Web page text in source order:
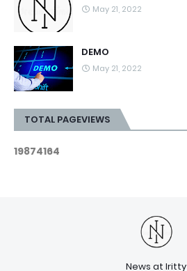
May 21, 2022
DEMO
May 21, 2022
TOTAL PAGEVIEWS
19874164
News at Iritty